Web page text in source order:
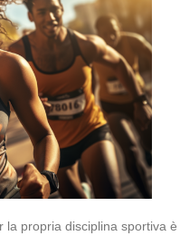
la propria disciplina sportiva